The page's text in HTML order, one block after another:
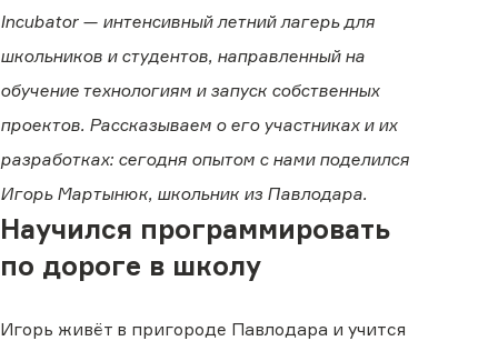
Incubator — интенсивный летний лагерь для
школьников и студентов, направленный на
обучение технологиям и запуск собственных
проектов. Рассказываем о его участниках и их
разработках: сегодня опытом с нами поделился
Игорь Мартынюк, школьник из Павлодара.
Научился программировать
по дороге в школу
Игорь живёт в пригороде Павлодара и учится